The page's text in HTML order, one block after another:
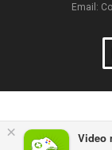
× Video
Email: